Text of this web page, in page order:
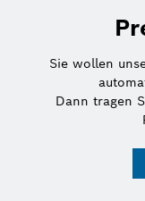
Sie wollen
Dann tragen